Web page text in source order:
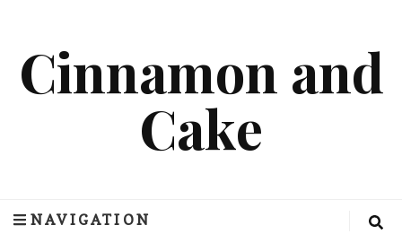
Cinnamon and
Cake
NAVIGATION